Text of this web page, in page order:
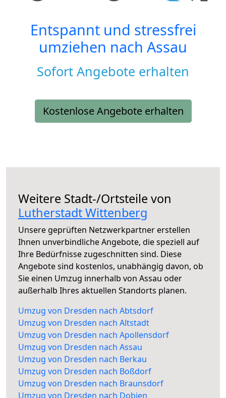
Entspannt und stressfrei
umziehen nach Assau
Sofort Angebote erhalten
Kostenlose Angebote erhalten
Weitere Stadt-/Ortsteile von
Lutherstadt Wittenberg
Unsere geprüften Netzwerkpartner erstellen
Ihnen unverbindliche Angebote, die speziell auf
Ihre Bedürfnisse zugeschnitten sind. Diese
Angebote sind kostenlos, unabhängig davon, ob
Sie einen Umzug innerhalb von Assau oder
außerhalb Ihres aktuellen Standorts planen.
Umzug von Dresden nach Abtsdorf
Umzug von Dresden nach Altstadt
Umzug von Dresden nach Apollensdorf
Umzug von Dresden nach Assau
Umzug von Dresden nach Berkau
Umzug von Dresden nach Boßdorf
Umzug von Dresden nach Braunsdorf
Umzug von Dresden nach Dobien